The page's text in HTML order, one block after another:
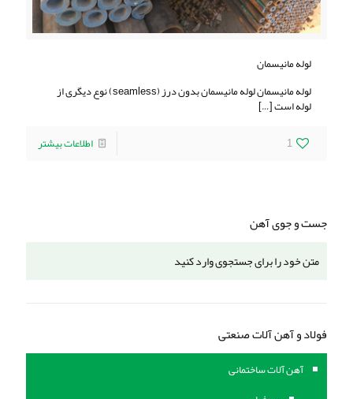
لوله مانیسمان
لوله مانیسمان لوله مانیسمان بدون درز (seamless) نوع دیگری از
لوله است[…]
1
اطلاعات بیشتر
جست و جوی آهن
فولاد و آهن آلات صنعتی
آهن آلات ساختمانی